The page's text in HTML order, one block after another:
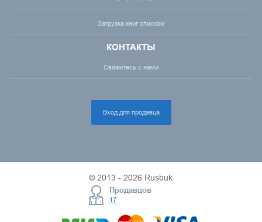
Загрузка книг списком
КОНТАКТЫ
Свяжитесь с нами
Вход для продавца
© 2013 - 2026 Rusbuk
Продавцов
17